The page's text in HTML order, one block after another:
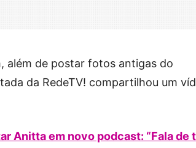
além de postar fotos antigas do
da RedeTV! compartilhou um
Anitta em novo podcast: “Fala de